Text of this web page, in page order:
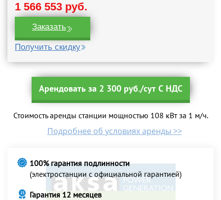
1 566 553 руб.
Заказать
Получить скидку
Арендовать за 2 300 руб./сут С НДС
Стоимость аренды станции мощностью 108 кВт за 1 м/ч.
Подробнее об условиях аренды >>
100% гарантия подлинности
(электростанции с официальной гарантией)
Гарантия 12 месяцев